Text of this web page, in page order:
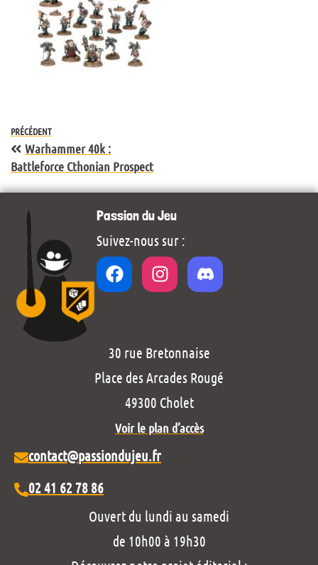
PRÉCÉDENT
Warhammer 40k :
Battleforce Cthonian Prospect
Passion du Jeu
Suivez-nous sur :
30 rue Bretonnaise
Place des Arcades Rougé
49300 Cholet
Voir le plan d’accès
contact@passiondujeu.fr
02 41 62 78 86
Ouvert du lundi au samedi
de 10h00 à 19h30